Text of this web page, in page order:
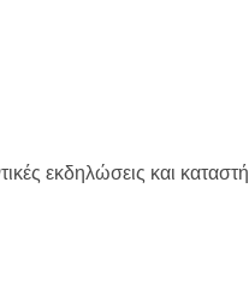
εκδηλώσεις και